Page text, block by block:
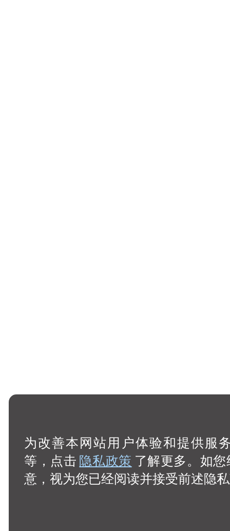
为改善本网站用户体验和提供服
等，点击隐私政策 了解更多。如
意，视为您已经阅读并接受前述隐